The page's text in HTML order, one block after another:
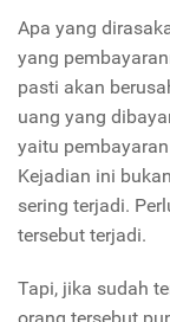
Apa yang
yang
pasti akan
uang yang
yaitu
Kejadian ini
sering terjadi.
tersebut terjadi.
Tapi, jika sudah